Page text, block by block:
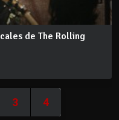
de The Rolling
3 4